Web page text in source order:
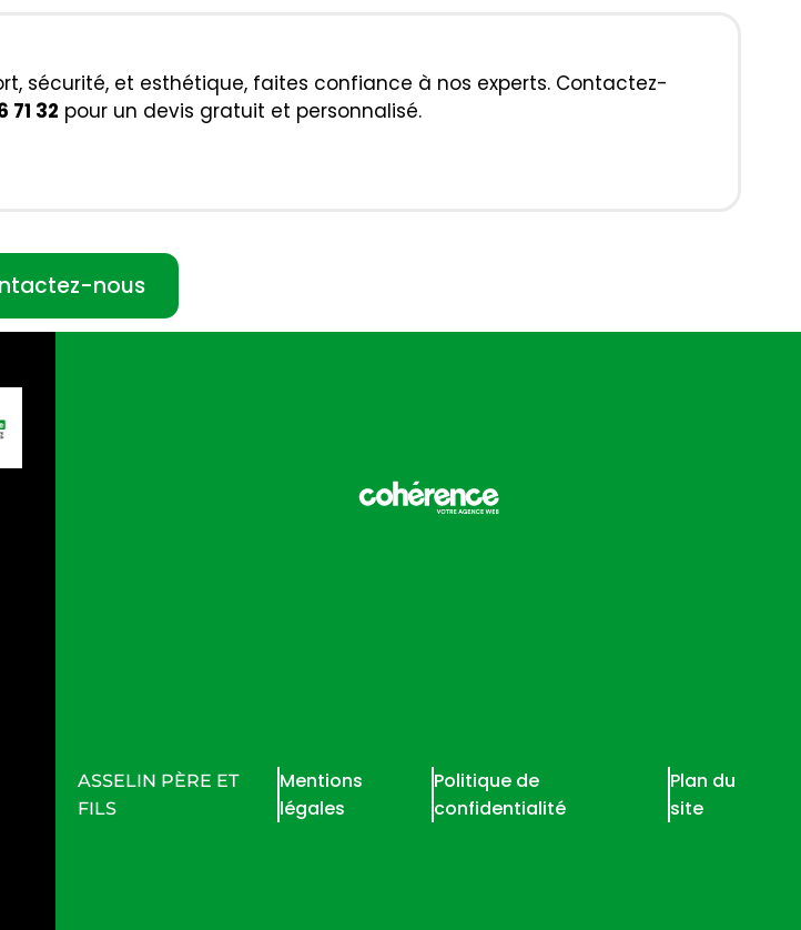
sécurité, et esthétique, faites confiance à nos experts. Contactez-
71 32 pour un devis gratuit et personnalisé.
nous
ASSELIN PÈRE ET
FILS
Mentions
légales
Politique de
confidentialité
Plan du
site